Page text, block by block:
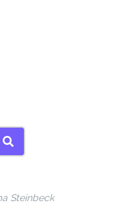
SUCHEN
Steinbeck